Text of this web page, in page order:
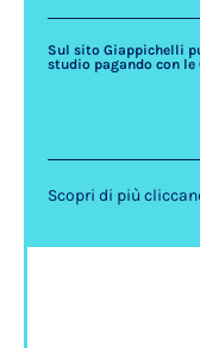
Sul sito Giappichelli
studio pagando con le
Scopri di più